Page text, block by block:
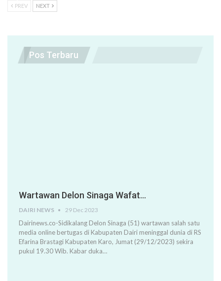
PREV NEXT
Pos Terbaru
Wartawan Delon Sinaga Wafat…
DAIRI NEWS 29 Dec 2023
Dairinews.co-Sidikalang Delon Sinaga (51) wartawan salah satu
media online bertugas di Kabupaten Dairi meninggal dunia di RS
Efarina Brastagi Kabupaten Karo, Jumat (29/12/2023) sekira
pukul 19.30 Wib. Kabar duka…